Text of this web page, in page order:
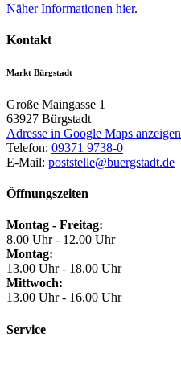
Näher Informationen hier.
Kontakt
Markt Bürgstadt
Große Maingasse 1
63927 Bürgstadt
Adresse in Google Maps anzeigen
Telefon: 09371 9738-0
E-Mail: poststelle@buergstadt.de
Öffnungszeiten
Montag - Freitag:
8.00 Uhr - 12.00 Uhr
Montag:
13.00 Uhr - 18.00 Uhr
Mittwoch:
13.00 Uhr - 16.00 Uhr
Service